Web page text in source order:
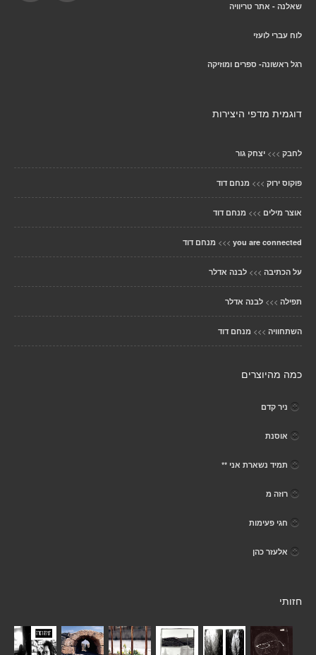
שאלנה - אתר טריוויה
לוח עברי לועזי
רגל ראשונה- ספרים ומוזיקה
דוגמית מדפי היצירות
לחבק >>> יצחק גור
פוקוס ירוק >>> מנחם דוד
אוצר מילים >>> מנחם דוד
you are connected
>>> מנחם דוד
על הכתיבה >>> לבנה אדלר
תפילה >>> לבנה אדלר
השתחוויה >>> מנחם דוד
כמה מהיוצרים
ניר קדם
אוסנת
תמיד נשארת אני **
רוזה מ
חגי פעימות
אלעזר כהן
חזותי